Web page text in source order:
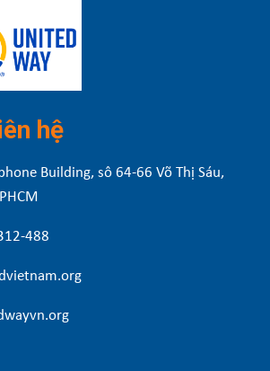
hệ
Building, sô 64-66 Võ Thị Sáu,
488